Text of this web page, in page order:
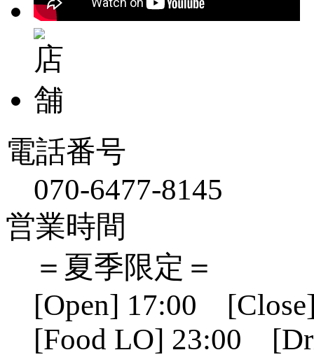
電話番号
070-6477-8145
営業時間
＝夏季限定＝
[Open] 17:00
[Food LO] 23:00